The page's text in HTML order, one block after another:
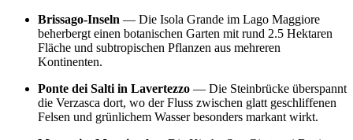
Brissago-Inseln — Die Isola Grande im Lago Maggiore
beherbergt einen botanischen Garten mit rund 2.5 Hektaren
Fläche und subtropischen Pflanzen aus mehreren
Kontinenten.
Ponte dei Salti in Lavertezzo — Die Steinbrücke überspannt
die Verzasca dort, wo der Fluss zwischen glatt geschliffenen
Felsen und grünlichem Wasser besonders markant wirkt.